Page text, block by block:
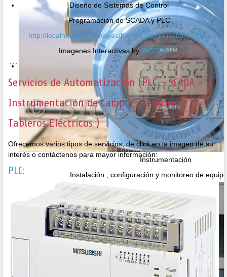
Instrumentación
Instalación , configuración y monitoreo de
Diseño de Sistemas de Control
Programación de SCADA y PLC
http://localhost/sicv2/images/banner2/propuesta001.JPG
Imagenes Interactivas by SICCOA
Servicios de Automatización (PLC - SCADA -
Instrumentación de Campo - Sensores -
Tableros Eléctricos )
Ofrecemos varios tipos de servicios, de click en la imagen de su
interés o contáctenos para mayor información:
PLC: